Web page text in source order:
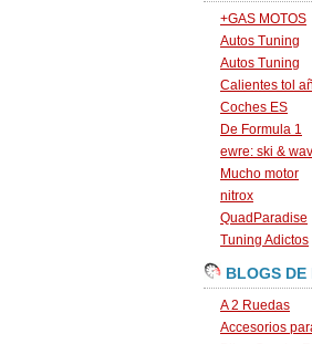
+GAS MOTOS
Autos Tuning
Autos Tuning
Calientes tol
Coches ES
De Formula 1
ewre: ski &
Mucho motor
nitrox
QuadParadise
Tuning Adictos
BLOGS DE
A 2 Ruedas
Accesorios